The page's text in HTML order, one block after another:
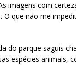
imagens com
O que não me
do parque saguis
espécies animais,